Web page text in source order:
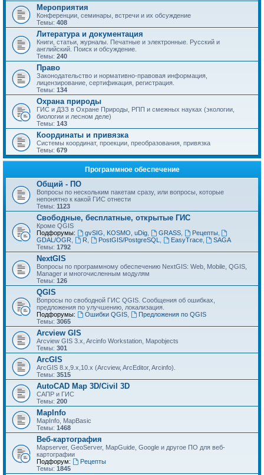
Мероприятия
Конференции, семинары, встречи и их обсуждение
Темы: 408
Литература и документация
Книги, статьи, журналы. Печатные и электронные. Русский и
английский. Поиск и обсуждение.
Темы: 240
Право
Законодательство и нормативно-правовая информация,
лицензирование, сертификация, регистрация.
Темы: 134
Охрана природы
ГИС и ДЗЗ в Охране Природы, РПП и смежных науках (экологии,
биологии и лесном деле)
Темы: 143
Координаты и привязка
Системы координат, проекции, преобразования, привязка
Темы: 679
Программное обеспечение
Общий - ПО
Вопросы по нескольким пакетам сразу, или вопросы, которые
непонятно к какой ГИС отнести
Темы: 1123
Свободные, бесплатные, открытые ГИС
Кроме QGIS
Подфорумы:
gvSIG, KOSMO, uDig, GRASS, Рецепты,
GDAL/OGR
R PostGIS/PostgreSQL EasyTrace,
SAGA
Темы: 1792
NextGIS
Вопросы по программному обеспечению NextGIS: Web, Mobile, QGIS,
Manager и многочисленным модулям
Темы: 126
QGIS
Вопросы по свободной ГИС QGIS. Сообщения об ошибках,
предложения по улучшению, локализация.
Подфорумы:
Ошибки QGIS,
Предложения по QGIS
Темы: 3065
Arcview GIS
Arcview GIS 3.x, Arcinfo Workstation, Mapobjects
Темы: 301
ArcGIS
ArcGIS 8.x,9.x,10.x (Arcview, ArcEditor, Arcinfo).
Темы: 3515
AutoCAD Map 3D/Civil 3D
САПР и ГИС
Темы: 200
MapInfo
MapInfo, MapBasic
Темы: 1468
Веб-картография
Mapserver, GeoServer, MapGuide, Google и другое ПО для веб-
картографии
Подфорум:
Рецепты
Темы: 1845